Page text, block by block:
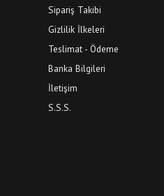
Sipariş Takibi
Gizlilik İlkeleri
Teslimat - Ödeme
Banka Bilgileri
İletişim
S.S.S.